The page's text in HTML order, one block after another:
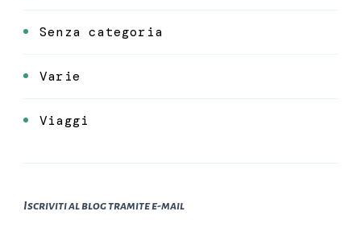
Senza categoria
Varie
Viaggi
Iscriviti al blog tramite e-mail